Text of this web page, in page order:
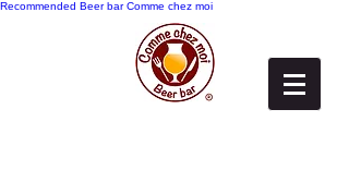
Recommended Beer bar Comme chez moi